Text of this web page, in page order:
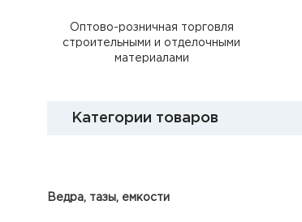
Оптово-розничная торговля
строительными и отделочными
материалами
Категории товаров
Ведра, тазы, емкости